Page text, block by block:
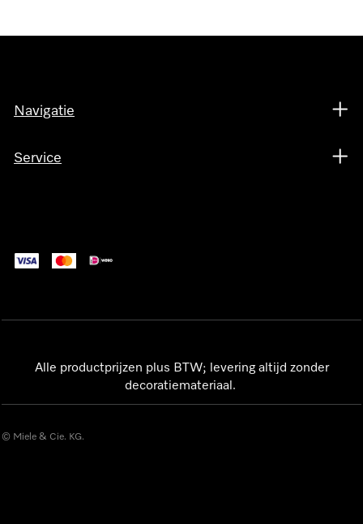
Navigatie
Service
Alle productprijzen plus BTW; levering altijd zonder
decoratiemateriaal.
© Miele & Cie. KG.